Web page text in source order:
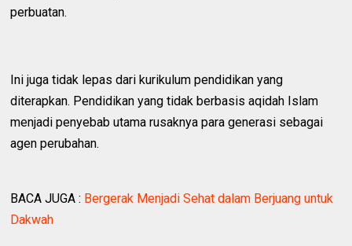
perbuatan.
Ini juga tidak lepas dari kurikulum pendidikan yang
diterapkan. Pendidikan yang tidak berbasis aqidah Islam
menjadi penyebab utama rusaknya para generasi sebagai
agen perubahan.
BACA JUGA : Bergerak Menjadi Sehat dalam Berjuang untuk
Dakwah